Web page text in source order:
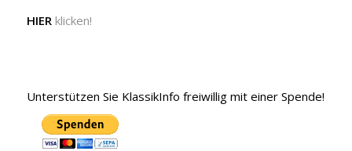
HIER klicken!
Unterstützen Sie KlassikInfo freiwillig mit einer Spende!